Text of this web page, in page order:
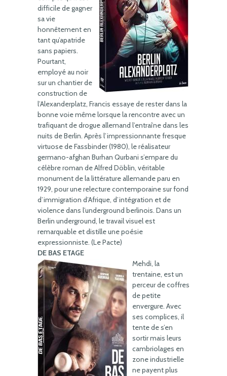
difficile de gagner
sa vie
honnêtement en
tant qu’apatride
sans papiers.
Pourtant,
employé au noir
sur un chantier de
construction de
l’Alexanderplatz, Francis essaye de rester dans la
bonne voie même lorsque la rencontre avec un
trafiquant de drogue allemand l’entraîne dans les
nuits de Berlin. Après l’impressionnante fresque
virtuose de Fassbinder (1980), le réalisateur
germano-afghan Burhan Qurbani s’empare du
célèbre roman de Alfred Döblin, véritable
monument de la littérature allemande paru en
1929, pour une relecture contemporaine sur fond
d’immigration d’Afrique, d’intégration et de
violence dans l’underground berlinois. Dans un
Berlin underground, le travail visuel est
remarquable et distille une poésie
expressionniste. (Le Pacte)
DE BAS ETAGE
Mehdi, la
trentaine, est un
perceur de coffres
de petite
envergure. Avec
ses complices, il
tente de s’en
sortir mais leurs
cambriolages en
zone industrielle
ne payent plus